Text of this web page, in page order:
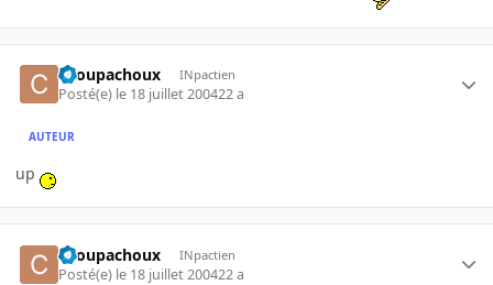
choupachoux INpactien
Posté(e) le 18 juillet 200422 a
AUTEUR
up
choupachoux INpactien
Posté(e) le 18 juillet 200422 a